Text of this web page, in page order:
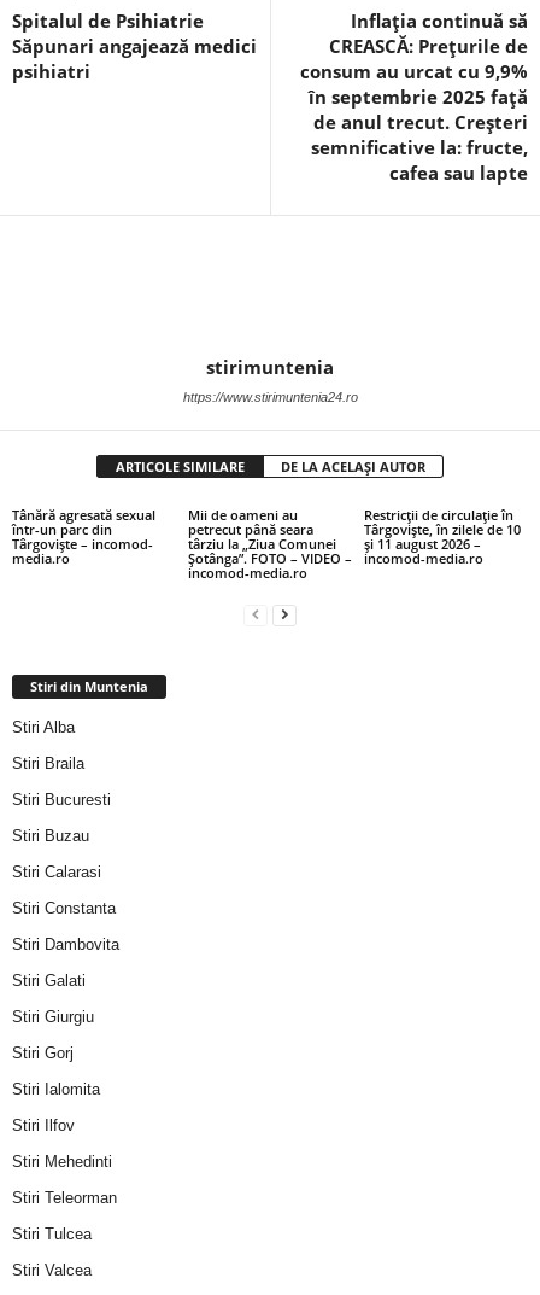
Spitalul de Psihiatrie
Săpunari angajează medici
psihiatri
Inflația continuă să
CREASCĂ: Prețurile de
consum au urcat cu 9,9%
în septembrie 2025 față
de anul trecut. Creșteri
semnificative la: fructe,
cafea sau lapte
stirimuntenia
https://www.stirimuntenia24.ro
ARTICOLE SIMILARE DE LA ACELAȘI AUTOR
Tânără agresată sexual
într-un parc din
Târgoviște – incomod-
media.ro
Mii de oameni au
petrecut până seara
târziu la „Ziua Comunei
Șotânga”. FOTO – VIDEO –
incomod-media.ro
Restricții de circulație în
Târgoviște, în zilele de 10
și 11 august 2026 –
incomod-media.ro
Stiri din Muntenia
Stiri Alba
Stiri Braila
Stiri Bucuresti
Stiri Buzau
Stiri Calarasi
Stiri Constanta
Stiri Dambovita
Stiri Galati
Stiri Giurgiu
Stiri Gorj
Stiri Ialomita
Stiri Ilfov
Stiri Mehedinti
Stiri Teleorman
Stiri Tulcea
Stiri Valcea